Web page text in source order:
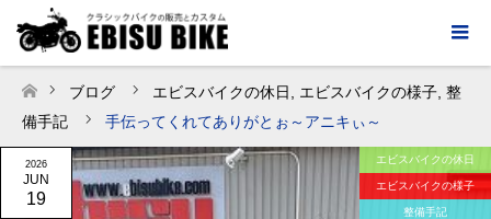
ホーム
ブログ エビスバイクの休日 エビスバイクの様子 整
備手記
手伝ってくれてありがとぉ～アニキぃ～
2026
JUN
19
エビスバイクの休日
エビスバイクの様子
整備手記